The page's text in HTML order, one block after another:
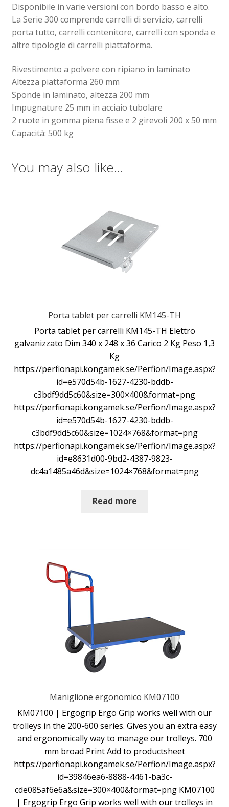
Sollevatori elettrici manuali timonati
Spedizioni
Disponibile in varie versioni con bordo basso e alto.
La Serie 300 comprende carrelli di servizio, carrelli
porta tutto, carrelli contenitore, carrelli con sponda e
altre tipologie di carrelli piattaforma.
Rivestimento a polvere con ripiano in laminato
Altezza piattaforma 260 mm
Sponde in laminato, altezza 200 mm
Impugnature 25 mm in acciaio tubolare
2 ruote in gomma piena fisse e 2 girevoli 200 x 50 mm
Capacità: 500 kg
You may also like…
Porta tablet per carrelli KM145-TH
Porta tablet per carrelli KM145-TH Elettro
galvanizzato Dim 340 x 248 x 36 Carico 2 Kg Peso 1,3
Kg
https://perfionapi.kongamek.se/Perfion/Image.aspx?
id=e570d54b-1627-4230-bddb-
c3bdf9dd5c60&size=300×400&format=png
https://perfionapi.kongamek.se/Perfion/Image.aspx?
id=e570d54b-1627-4230-bddb-
c3bdf9dd5c60&size=1024×768&format=png
https://perfionapi.kongamek.se/Perfion/Image.aspx?
id=e8631d00-9bd2-4387-9823-
dc4a1485a46d&size=1024×768&format=png
Read more
Maniglione ergonomico KM07100
KM07100 | Ergogrip Ergo Grip works well with our
trolleys in the 200-600 series. Gives you an extra easy
and ergonomically way to manage our trolleys. 700
mm broad Print Add to productsheet
https://perfionapi.kongamek.se/Perfion/Image.aspx?
id=39846ea6-8888-4461-ba3c-
cde085af6e6a&size=300×400&format=png KM07100
| Ergogrip Ergo Grip works well with our trolleys in